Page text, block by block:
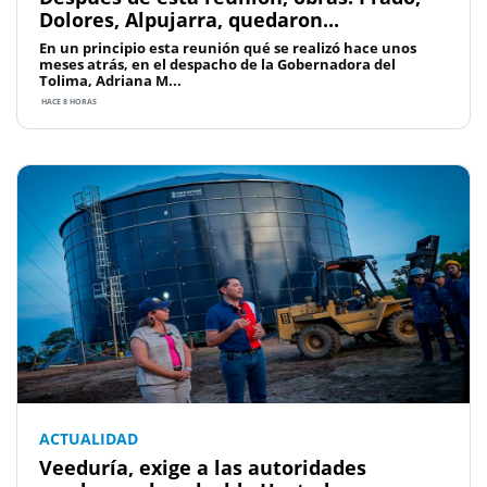
Dolores, Alpujarra, quedaron...
En un principio esta reunión qué se realizó hace unos
meses atrás, en el despacho de la Gobernadora del
Tolima, Adriana M...
HACE 8 HORAS
ACTUALIDAD
Veeduría, exige a las autoridades